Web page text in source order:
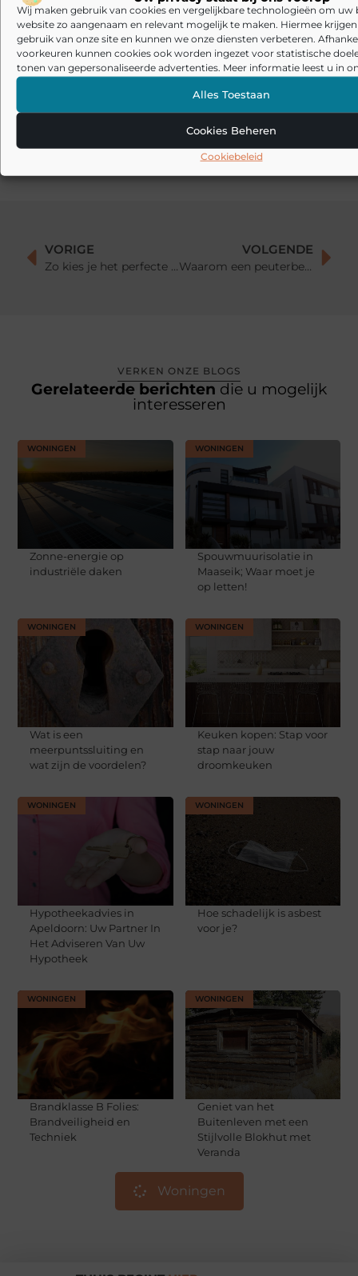
Wij maken gebruik van cookies en vergelijkbare technologieën om uw
website zo aangenaam en relevant mogelijk te maken. Hiermee
gebruik van onze site en kunnen we onze diensten verbeteren.
voorkeuren kunnen cookies ook worden ingezet voor statistische
tonen van gepersonaliseerde advertenties. Meer informatie leest u in
Alles Toestaan
Cookies Beheren
Cookiebeleid
Tapijtreiniger
Sunseeker Robotics presenteert X Gen 2-serie in Brussel en
brengt harmonie in de tuin tot leven
Veelgemaakte fouten bij akoestiek in huis: waarom oplossingen
akoestiek mooi in plaats van storend
VORIGE
Zo kies je het perfecte tweepersoonsbed voor jouw slaapkamer
VOLGENDE
Waarom een peuterbed of peuterbed huisje een geweldig idee is voor je kleintje
VERKEN ONZE BLOGS
Gerelateerde berichten die u mogelijk
interesseren
WONINGEN
Zonne-energie op
industriële daken
WONINGEN
Spouwmuurisolatie in
Maaseik; Waar moet je
op letten!
WONINGEN
Wat is een
meerpuntssluiting en
wat zijn de voordelen?
WONINGEN
Keuken kopen: Stap voor
stap naar jouw
droomkeuken
WONINGEN
Hypotheekadvies in
Apeldoorn: Uw Partner In
Het Adviseren Van Uw
Hypotheek
WONINGEN
Hoe schadelijk is asbest
voor je?
WONINGEN
Brandklasse B Folies:
Brandveiligheid en
Techniek
WONINGEN
Geniet van het
Buitenleven met een
Stijlvolle Blokhut met
Veranda
Woningen